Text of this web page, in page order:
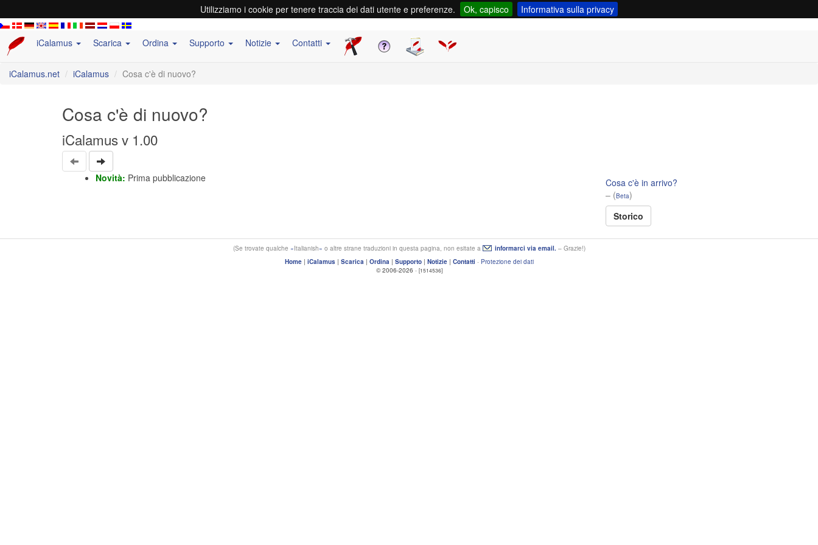
Utilizziamo i cookie per tenere traccia dei dati utente e preferenze. Ok, capisco Informativa sulla privacy
iCalamus Scarica Ordina Supporto Notizie Contatti
iCalamus.net iCalamus Cosa c'è di nuovo?
Cosa c'è di nuovo?
iCalamus v 1.00
Novità: Prima pubblicazione
Cosa c'è in arrivo?
– (Beta)
Storico
(Se trovate qualche Italianish o altre strane traduzioni in questa pagina, non esitate a informarci via email.– Grazie!)
Home| iCalamus| Scarica | Ordina | Supporto| Notizie| Contatti · Protezione dei dati
© 2006-2026 · [1514536]